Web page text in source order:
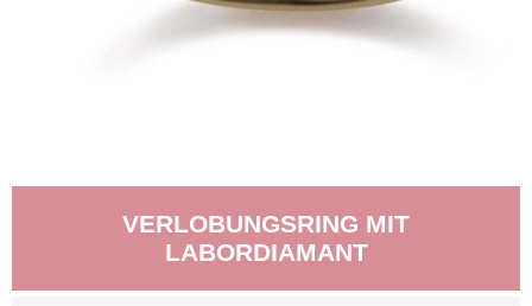
VERLOBUNGSRING MIT
LABORDIAMANT